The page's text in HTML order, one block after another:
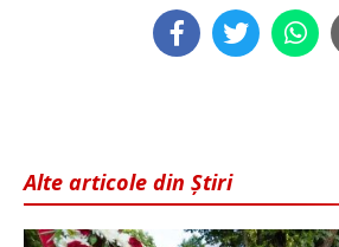
Alte articole din Știri